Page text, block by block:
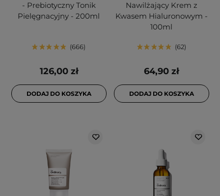
- Prebiotyczny Tonik
Pielęgnacyjny - 200ml
666
126,00 zł
DODAJ DO KOSZYKA
Nawilżający Krem z
Kwasem Hialuronowym -
100ml
62
64,90 zł
DODAJ DO KOSZYKA